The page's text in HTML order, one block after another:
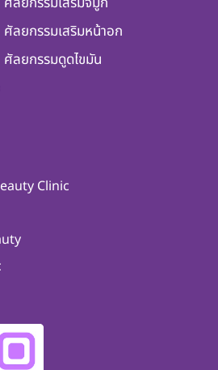
ศัลยกรรมเสริมหน้าอก
ศัลยกรรมดูดไขมัน
Clinic